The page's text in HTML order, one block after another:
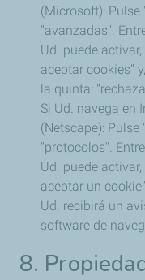
(Microsoft): Pulse
"avanzadas".
Ud. puede
aceptar cookies"
la quinta:
Si Ud. navega en
(Netscape): Pulse
"protocolos".
Ud. puede
aceptar un
Ud. recibirá un
software de
8.